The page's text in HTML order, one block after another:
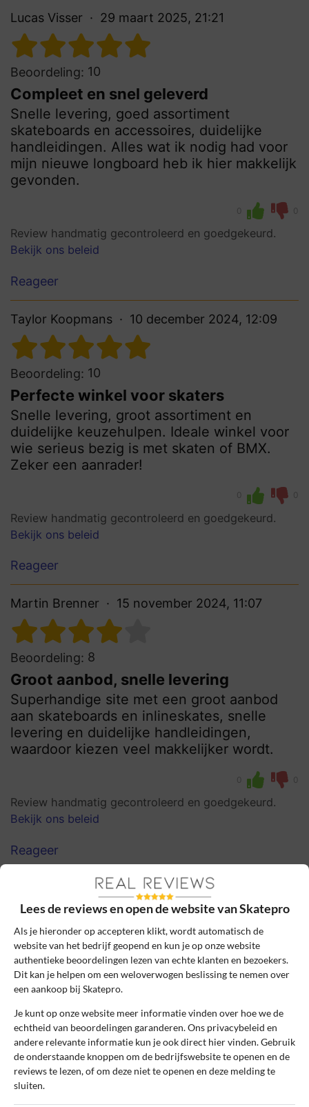
Lucas Visser 29 maart 2025, 21:21
Beoordeling: 10
Compleet en snel geleverd
Snelle levering, goed assortiment
skateboards en accessoires, duidelijke
handleidingen. Alles wat ik nodig had voor
mijn nieuwe longboard heb ik hier makkelijk
gevonden.
0 0
Review handmatig gecontroleerd en goedgekeurd.
Bekijk ons beleid
Reageer
Taylor Koopmans 10 december 2024, 12:09
Beoordeling: 10
Perfecte winkel voor skaters
Snelle levering, groot assortiment en
duidelijke keuzehulpen. Ideale winkel voor
wie serieus bezig is met skaten of BMX.
Zeker een aanrader!
0 0
Review handmatig gecontroleerd en goedgekeurd.
Bekijk ons beleid
Reageer
Martin Brenner 15 november 2024, 11:07
Beoordeling: 8
Groot aanbod, snelle levering
Superhandige site met een groot aanbod
aan skateboards en inlineskates, snelle
levering en duidelijke handleidingen,
waardoor kiezen veel makkelijker wordt.
0 0
Review handmatig gecontroleerd en goedgekeurd.
Bekijk ons beleid
Reageer
23 juni 2024, 10:31
Beoordeling: 2
Don’t buy here
Don’t buy here. Bought expensive skates
that this company would actually sell good
skates. In practice, the inner closure
appears to be designed in such a way that
they get caught while skating, resulting in
falls. This company’s response was: try to
Lees de reviews en open de website van Skatepro
Als je hieronder op accepteren klikt, wordt automatisch de
website van het bedrijf geopend en kun je op onze website
authentieke beoordelingen lezen van echte klanten en bezoekers.
Dit kan je helpen om een weloverwogen beslissing te nemen over
een aankoop bij Skatepro.
Je kunt op onze website meer informatie vinden over hoe we de
echtheid van beoordelingen garanderen. Ons privacybeleid en
andere relevante informatie kun je ook direct hier vinden. Gebruik
de onderstaande knoppen om de bedrijfswebsite te openen en de
reviews te lezen, of om deze niet te openen en deze melding te
sluiten.